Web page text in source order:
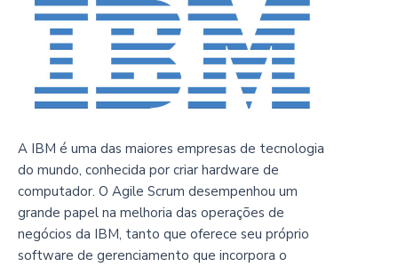
A IBM é uma das maiores empresas de tecnologia
do mundo, conhecida por criar hardware de
computador. O Agile Scrum desempenhou um
grande papel na melhoria das operações de
negócios da IBM, tanto que oferece seu próprio
software de gerenciamento que incorpora o